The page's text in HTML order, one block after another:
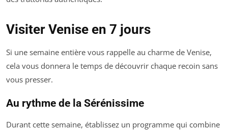
Visiter Venise en 7 jours
Si une semaine entière vous rappelle au charme de Venise,
cela vous donnera le temps de découvrir chaque recoin sans
vous presser.
Au rythme de la Sérénissime
Durant cette semaine, établissez un programme qui combine